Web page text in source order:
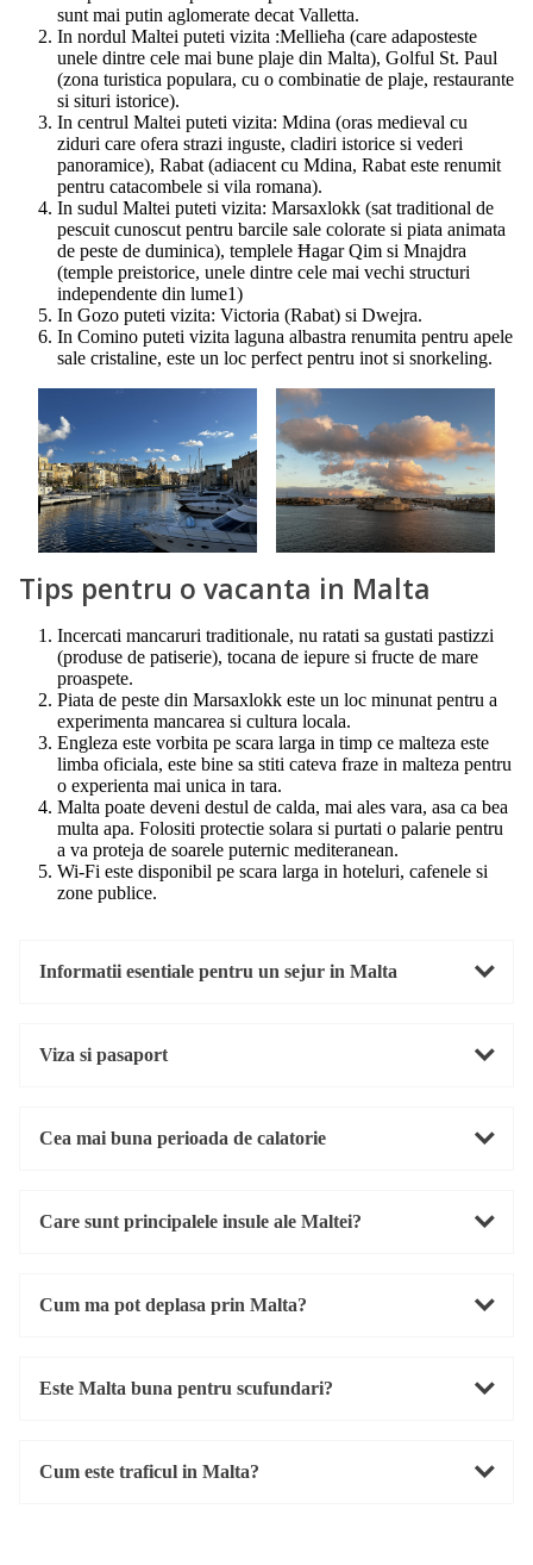
sunt mai putin aglomerate decat Valletta.
In nordul Maltei puteti vizita :Mellieħa (care adaposteste
unele dintre cele mai bune plaje din Malta), Golful St. Paul
(zona turistica populara, cu o combinatie de plaje, restaurante
si situri istorice).
In centrul Maltei puteti vizita: Mdina (oras medieval cu
ziduri care ofera strazi inguste, cladiri istorice si vederi
panoramice), Rabat (adiacent cu Mdina, Rabat este renumit
pentru catacombele si vila romana).
In sudul Maltei puteti vizita: Marsaxlokk (sat traditional de
pescuit cunoscut pentru barcile sale colorate si piata animata
de peste de duminica), templele Ħagar Qim si Mnajdra
(temple preistorice, unele dintre cele mai vechi structuri
independente din lume1)
In Gozo puteti vizita: Victoria (Rabat) si Dwejra.
In Comino puteti vizita laguna albastra renumita pentru apele
sale cristaline, este un loc perfect pentru inot si snorkeling.
Tips pentru o vacanta in Malta
Incercati mancaruri traditionale, nu ratati sa gustati pastizzi
(produse de patiserie), tocana de iepure si fructe de mare
proaspete.
Piata de peste din Marsaxlokk este un loc minunat pentru a
experimenta mancarea si cultura locala.
Engleza este vorbita pe scara larga in timp ce malteza este
limba oficiala, este bine sa stiti cateva fraze in malteza pentru
o experienta mai unica in tara.
Malta poate deveni destul de calda, mai ales vara, asa ca bea
multa apa. Folositi protectie solara si purtati o palarie pentru
a va proteja de soarele puternic mediteranean.
Wi-Fi este disponibil pe scara larga in hoteluri, cafenele si
zone publice.
Informatii esentiale pentru un sejur in Malta
Viza si pasaport
Cea mai buna perioada de calatorie
Care sunt principalele insule ale Maltei?
Cum ma pot deplasa prin Malta?
Este Malta buna pentru scufundari?
Cum este traficul in Malta?